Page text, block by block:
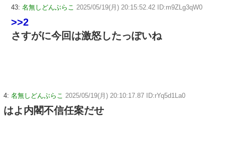
43: 名無しどんぶらこ 2025/05/19(月) 20:15:52.42 ID:m9ZLg3qW0
>>2
さすがに今回は激怒したっぽいね
4: 名無しどんぶらこ 2025/05/19(月) 20:10:17.87 ID:rYq5d1La0
はよ内閣不信任案だせ